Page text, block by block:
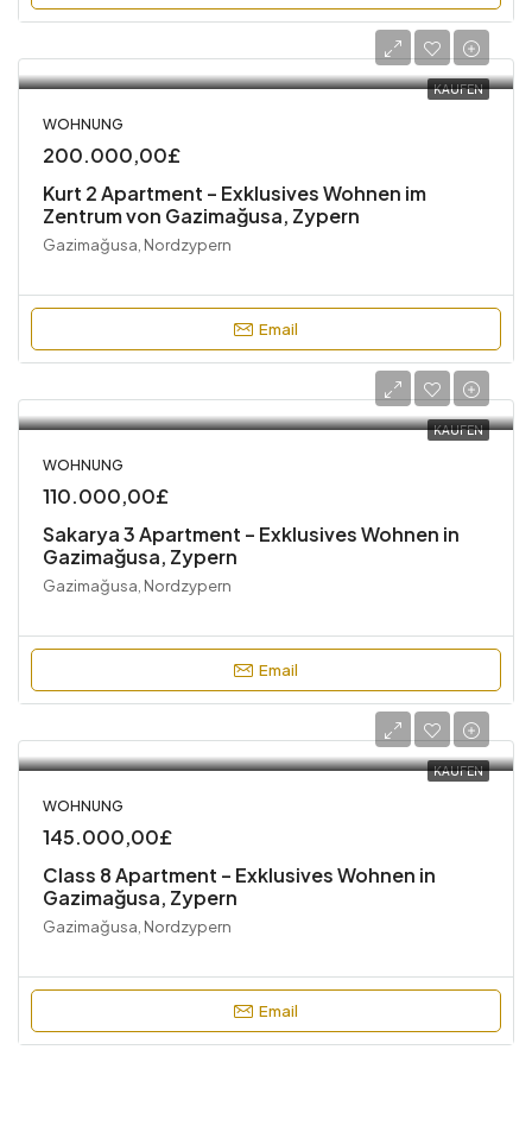
KAUFEN
WOHNUNG
200.000,00£
Kurt 2 Apartment – Exklusives Wohnen im
Zentrum von Gazimağusa, Zypern
Gazimağusa, Nordzypern
Email
KAUFEN
WOHNUNG
110.000,00£
Sakarya 3 Apartment – Exklusives Wohnen in
Gazimağusa, Zypern
Gazimağusa, Nordzypern
Email
KAUFEN
WOHNUNG
145.000,00£
Class 8 Apartment – Exklusives Wohnen in
Gazimağusa, Zypern
Gazimağusa, Nordzypern
Email